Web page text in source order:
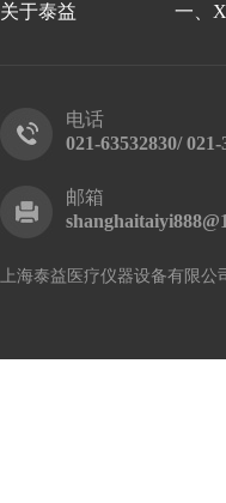
关于泰益 一、
电话
021-63532830/ 021-
邮箱
上海泰益医疗仪器设备有限